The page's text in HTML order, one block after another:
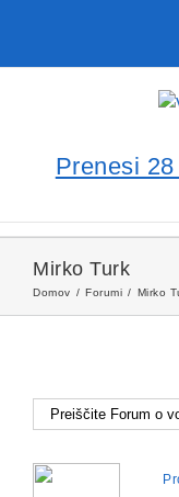
Prenesi
Mirko Turk
Domov Forumi Mirko